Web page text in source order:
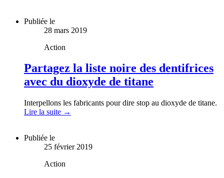
Publiée le
28 mars 2019
Action
Partagez la liste noire des dentifrices
avec du dioxyde de titane
Interpellons les fabricants pour dire stop au dioxyde de titane.
Lire la suite →
Publiée le
25 février 2019
Action